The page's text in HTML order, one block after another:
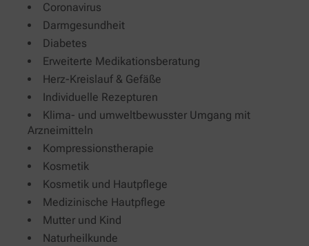
Coronavirus
Darmgesundheit
Diabetes
Erweiterte Medikationsberatung
Herz-Kreislauf & Gefäße
Individuelle Rezepturen
Klima- und umweltbewusster Umgang mit
Arzneimitteln
Kompressionstherapie
Kosmetik
Kosmetik und Hautpflege
Medizinische Hautpflege
Mutter und Kind
Naturheilkunde